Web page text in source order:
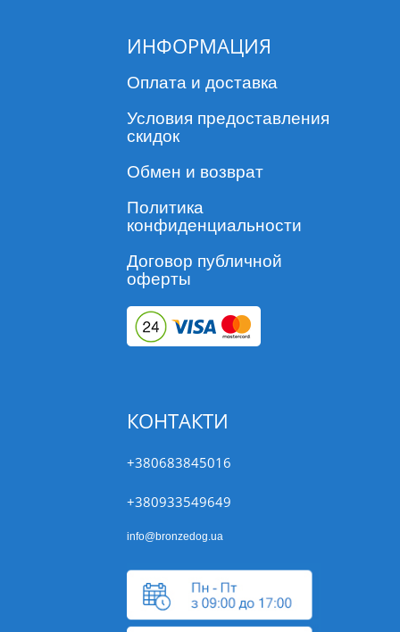
ИНФОРМАЦИЯ
Оплата и доставка
Условия предоставления
скидок
Обмен и возврат
Политика
конфиденциальности
Договор публичной
оферты
КОНТАКТИ
+380683845016
+380933549649
info@bronzedog.ua